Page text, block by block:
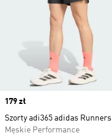
Price
179 zł
Szorty adi365 adidas Runners
Męskie Performance